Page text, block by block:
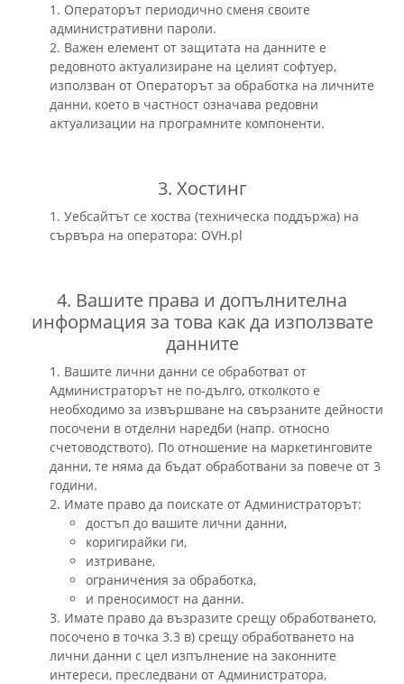
1. Операторът периодично сменя своите
административни пароли.
2. Важен елемент от защитата на данните е
редовното актуализиране на целият софтуер,
използван от Операторът за обработка на личните
данни, което в частност означава редовни
актуализации на програмните компоненти.
3. Хостинг
1. Уебсайтът се хоства (техническa поддържа) на
сървъра на оператора: OVH.pl
4. Вашите права и допълнителна
информация за това как да използвате
данните
1. Вашите лични данни се обработват от
Администраторът не по-дълго, отколкото е
необходимо за извършване на свързаните дейности
посочени в отделни наредби (напр. относно
счетоводството). По отношение на маркетинговите
данни, те няма да бъдат обработвани за повече от 3
години.
2. Имате право да поискате от Администраторът:
достъп до вашите лични данни,
коригирайки ги,
изтриване,
ограничения за обработка,
и преносимост на данни.
3. Имате право да възразите срещу обработването,
посочено в точка 3.3 в) срещу обработването на
лични данни с цел изпълнение на законните
интереси, преследвани от Администратора,